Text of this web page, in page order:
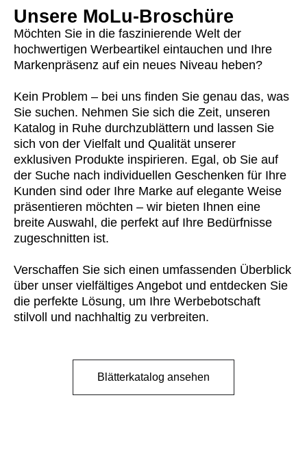
Unsere MoLu-Broschüre
Möchten Sie in die faszinierende Welt der
hochwertigen Werbeartikel eintauchen und Ihre
Markenpräsenz auf ein neues Niveau heben?
Kein Problem – bei uns finden Sie genau das, was
Sie suchen. Nehmen Sie sich die Zeit, unseren
Katalog in Ruhe durchzublättern und lassen Sie
sich von der Vielfalt und Qualität unserer
exklusiven Produkte inspirieren. Egal, ob Sie auf
der Suche nach individuellen Geschenken für Ihre
Kunden sind oder Ihre Marke auf elegante Weise
präsentieren möchten – wir bieten Ihnen eine
breite Auswahl, die perfekt auf Ihre Bedürfnisse
zugeschnitten ist.
Verschaffen Sie sich einen umfassenden Überblick
über unser vielfältiges Angebot und entdecken Sie
die perfekte Lösung, um Ihre Werbebotschaft
stilvoll und nachhaltig zu verbreiten.
Blätterkatalog ansehen